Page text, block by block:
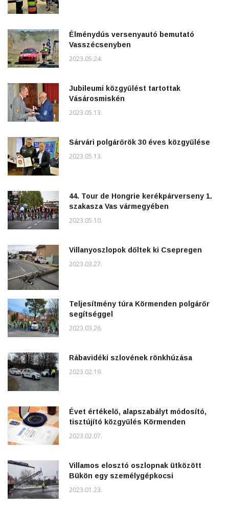
Élménydús versenyautó bemutató
Vasszécsenyben
2023.05.24.
Jubileumi közgyűlést tartottak
Vásárosmiskén
2023.05.13.
Sárvári polgárőrök 30 éves közgyűlése
2023.05.13.
44. Tour de Hongrie kerékpárverseny 1.
szakasza Vas vármegyében
2023.05.10.
Villanyoszlopok dőltek ki Csepregen
2023.03.27.
Teljesítmény túra Körmenden polgárőr
segítséggel
2023.03.26.
Rábavidéki szlovének rönkhúzása
2023.02.19.
Évet értékelő, alapszabályt módosító,
tisztújító közgyűlés Körmenden
2023.02.07.
Villamos elosztó oszlopnak ütközött
Bükön egy személygépkocsi
2023.01.23.